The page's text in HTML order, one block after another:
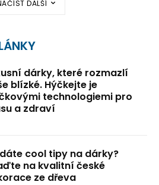
DALŠÍ
dárky, které rozmazlí
blízké. Hýčkejte je
technologiemi pro
a zdraví
cool tipy na dárky?
na kvalitní české
ze dřeva